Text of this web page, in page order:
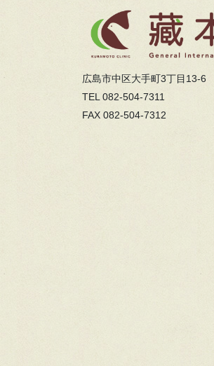
広島市中区大手町3丁目13-6
TEL 082-504-7311
FAX 082-504-7312